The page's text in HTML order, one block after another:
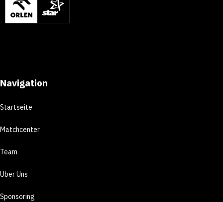
Navigation
Startseite
Matchcenter
Team
Über Uns
Sponsoring